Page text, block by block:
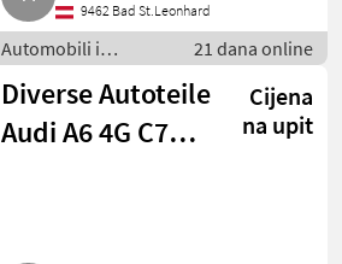
9462 Bad St.Leonhard
Automobili i
motocikli / Dijelovi
za automobile
21 dana online
Diverse Autoteile
Audi A6 4G C7
Cijena
na upit